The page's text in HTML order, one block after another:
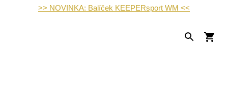
>> NOVINKA: Balíček KEEPERsport WM <<